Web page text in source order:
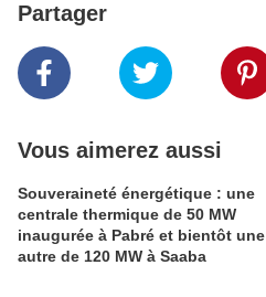
Partager
Vous aimerez aussi
Souveraineté énergétique : une
centrale thermique de 50 MW
inaugurée à Pabré et bientôt une
autre de 120 MW à Saaba